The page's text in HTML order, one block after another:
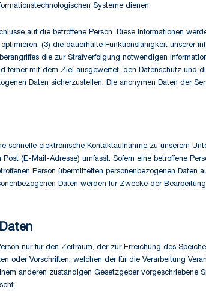
Systeme dienen.
auf die betroffene Person. Diese Informationen
(3) die dauerhafte Funktionsfähigkeit unserer
die zur Strafverfolgung notwendigen
mit dem Ziel ausgewertet, den Datenschutz und
Daten sicherzustellen. Die anonymen Daten der
elektronische Kontaktaufnahme zu unserem
(E-Mail-Adresse) umfasst. Sofern eine betroffene
Person übermittelten personenbezogenen Daten
Daten werden für Zwecke der
nur für den Zeitraum, der zur Erreichung des
oder Vorschriften, welchen der für die Verarbeitung
anderen zuständigen Gesetzgeber vorgeschriebene